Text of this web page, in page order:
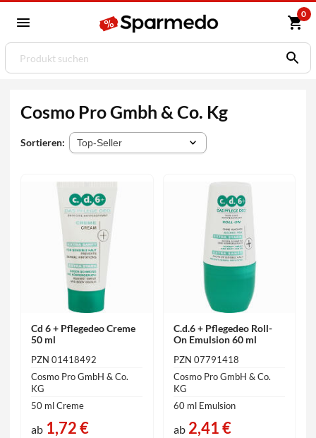
0
Cosmo Pro Gmbh & Co. Kg
Sortieren:
Cd 6 + Pflegedeo Creme
50 ml
PZN 01418492
Cosmo Pro GmbH & Co.
KG
50 ml Creme
ab 1,72 €
C.d.6 + Pflegedeo Roll-
On Emulsion 60 ml
PZN 07791418
Cosmo Pro GmbH & Co.
KG
60 ml Emulsion
ab2,41 €